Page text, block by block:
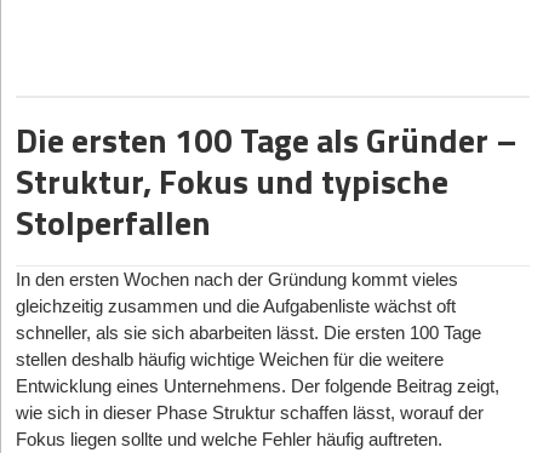
den Vertriebskanal Internet erwerben.
Branchen-Insights für E-Commerce-Gründer und
Online-Shop-Betreiber
Obwohl bereits die meisten wesentlichen Produkte und Leistungen
hervorragende Chancen. Bessere Leistungen, bessere Preise
oder besserer Kundenservice sind Möglichkeiten, sich mit einem
Online-Shop vom Wettbewerb abzugrenzen.
Auch sind neue Angebote schnell realisierbar, da existierende
Online-Shop-Module oder Online-Marktplätze mit niedrigen
Einstiegsschwellen angepasst bzw. genutzt werden können. Daher
Die ersten 100 Tage als Gründer –
Struktur, Fokus und typische
Stolperfallen
In den ersten Wochen nach der Gründung kommt vieles
gleichzeitig zusammen und die Aufgabenliste wächst oft
schneller, als sie sich abarbeiten lässt. Die ersten 100 Tage
stellen deshalb häufig wichtige Weichen für die weitere
Entwicklung eines Unternehmens. Der folgende Beitrag zeigt,
wie sich in dieser Phase Struktur schaffen lässt, worauf der
Fokus liegen sollte und welche Fehler häufig auftreten.